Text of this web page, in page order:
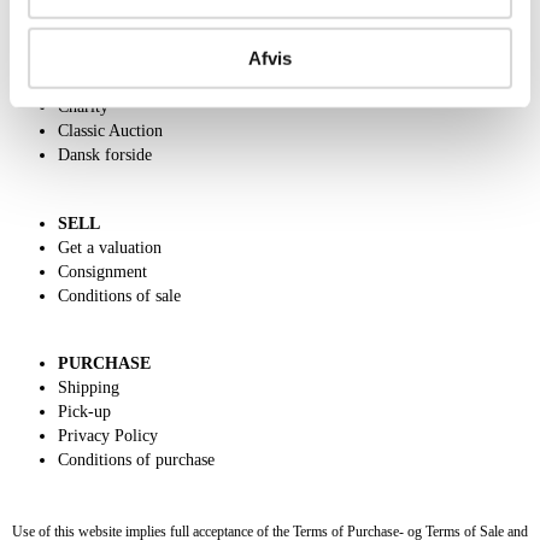
Afvis
ABOUT US
Call us +45 44509800
Charity
Classic Auction
Dansk forside
SELL
Get a valuation
Consignment
Conditions of sale
PURCHASE
Shipping
Pick-up
Privacy Policy
Conditions of purchase
Use of this website implies full acceptance of the Terms of Purchase- og Terms of Sale and